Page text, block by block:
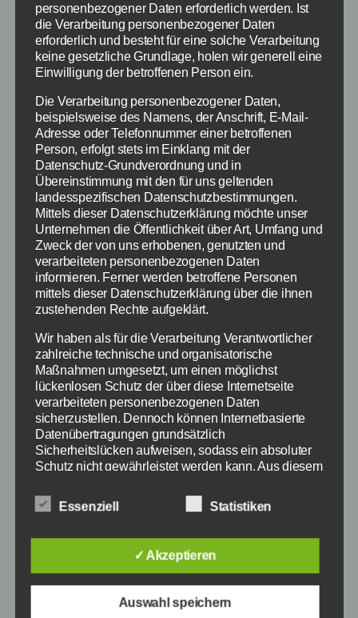
Kochen mit Fantasie
„Das Astrid Lindgren
Kochbuch“ Amazon
Produktbild
Kinder und dich,
für Picknicke oder
für große
Familienfeiern, in
Astrid Lindgrens
Kochbuch stehen
viele Rezepte rund um Jahr drin. Das Kochbuch
wurde mit viel Liebe zum Detail gestaltet. Es
verzaubert Jung und Alt.
Mittendrin in Astrid Lindgrens
Welt
Wollt ihr euch fühlen, als wäret ihr inmitten
einer Lindgren Geschichte? Dann probiert doch
einfach mal den gedämpften Barsch nach
Saltkrokan-Art oder genießt den Geschmack
einer Blaubeersuppe von Michels Mama. Für
Pfefferkuchen oder auch Karlssons
einem richtigen Lindgren-Weihnachtsschinken
in diesem Jahr.
personenbezogener Daten erforderlich werden. Ist
die Verarbeitung personenbezogener Daten
erforderlich und besteht für eine solche Verarbeitung
keine gesetzliche Grundlage, holen wir generell eine
Einwilligung der betroffenen Person ein.
Die Verarbeitung personenbezogener Daten,
beispielsweise des Namens, der Anschrift, E-Mail-
Adresse oder Telefonnummer einer betroffenen
Person, erfolgt stets im Einklang mit der
Datenschutz-Grundverordnung und in
Übereinstimmung mit den für uns geltenden
landesspezifischen Datenschutzbestimmungen.
Mittels dieser Datenschutzerklärung möchte unser
Unternehmen die Öffentlichkeit über Art, Umfang und
Zweck der von uns erhobenen, genutzten und
verarbeiteten personenbezogenen Daten
informieren. Ferner werden betroffene Personen
mittels dieser Datenschutzerklärung über die ihnen
zustehenden Rechte aufgeklärt.
Wir haben als für die Verarbeitung Verantwortlicher
zahlreiche technische und organisatorische
Maßnahmen umgesetzt, um einen möglichst
lückenlosen Schutz der über diese Internetseite
verarbeiteten personenbezogenen Daten
sicherzustellen. Dennoch können Internetbasierte
Datenübertragungen grundsätzlich
Sicherheitslücken aufweisen, sodass ein absoluter
Schutz nicht gewährleistet werden kann. Aus diesem
personenbezogene Daten auch auf alternativen
Wegen, beispielsweise telefonisch, an uns zu
Begriffsbestimmungen
Die Datenschutzerklärung beruht auf den
Essenziell Statistiken
✓ Akzeptieren
Auswahl speichern